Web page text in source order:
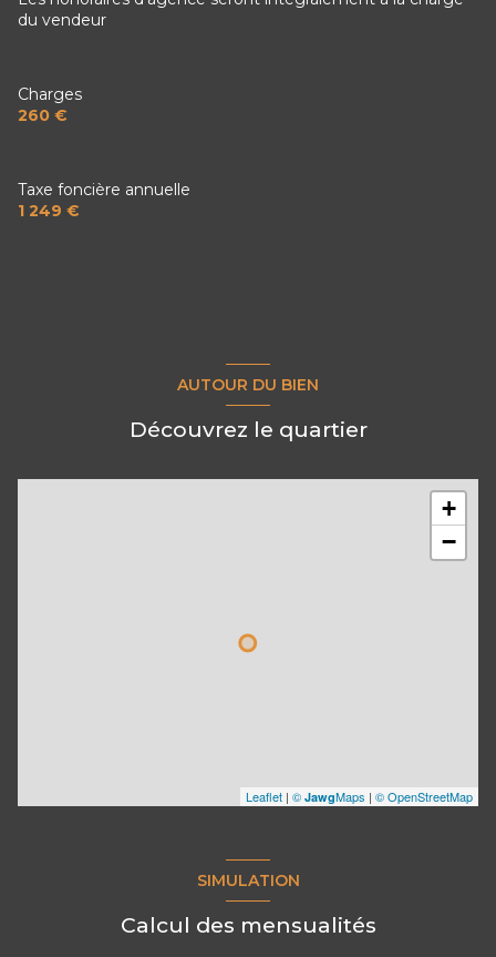
cellier
du vendeur
Charges
260 €
Taxe foncière annuelle
1 249 €
AUTOUR DU BIEN
Découvrez le quartier
+
−
Leaflet | © JawgMaps | © OpenStreetMap
SIMULATION
Calcul des mensualités